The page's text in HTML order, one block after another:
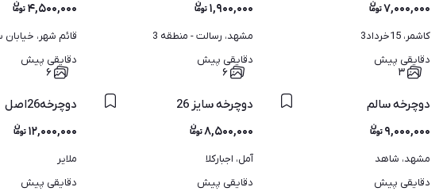
۷,۰۰۰,۰۰۰
کاشمر، 15خرداد3
دقایقی پیش
۱,۹۰۰,۰۰۰
مشهد، رسالت - منطقه 3
دقایقی پیش
۴,۵۰۰,۰۰۰
قائم شهر، خیابان
دقایقی پیش
۳
دوچرخه سالم
۹,۰۰۰,۰۰۰
مشهد، شاهد
دقایقی پیش
۶
دوچرخه سایز 26
۸,۵۰۰,۰۰۰
آمل، اجبارکلا
دقایقی پیش
۶
دوچرخه26اصل
۱۲,۰۰۰,۰۰۰
ملایر
دقایقی پیش